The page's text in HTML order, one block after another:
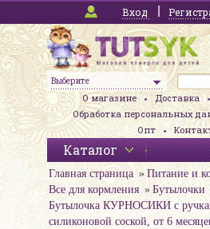
Вход
Выберите
О магазине Доставка
Обработка персональных
Опт
Каталог
Главная страница
Питание и
Все для кормления
Бутылочки
Бутылочка КУРНОСИКИ с
силиконовой соской, от 6